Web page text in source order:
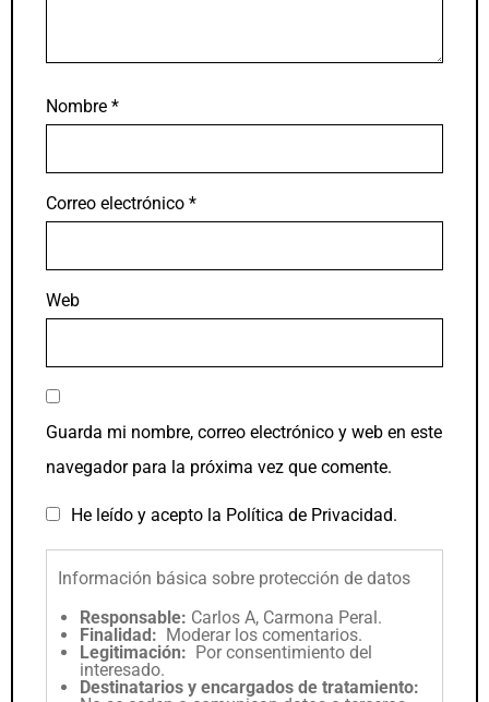
Nombre *
Correo electrónico *
Web
Guarda mi nombre, correo electrónico y web en este
navegador para la próxima vez que comente.
He leído y acepto la Política de Privacidad.
Información básica sobre protección de datos
Responsable: Carlos A, Carmona Peral.
Finalidad: Moderar los comentarios.
Legitimación: Por consentimiento del
interesado.
Destinatarios y encargados de tratamiento: